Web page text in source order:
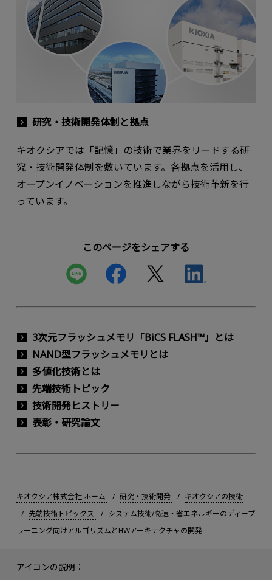
研究・技術開発体制と拠点
キオクシアでは「記憶」の技術で業界をリードする研
究・技術開発体制を敷いています。各拠点を活用し、
オープンイノベーションを推進しながら技術革新を行
っています。
このページをシェアする
3次元フラッシュメモリ「BiCS FLASH™」とは
NAND型フラッシュメモリとは
多値化技術とは
先端技術トピック
技術開発ヒストリー
表彰・研究論文
キオクシア株式会社 ホーム 研究・技術開発
キオクシアの技術
先端技術トピックス
システム技術/高速・省エネルギーのディープ
ラーニング向けアルゴリズムとHWアーキテクチャの開発
アイコンの説明：